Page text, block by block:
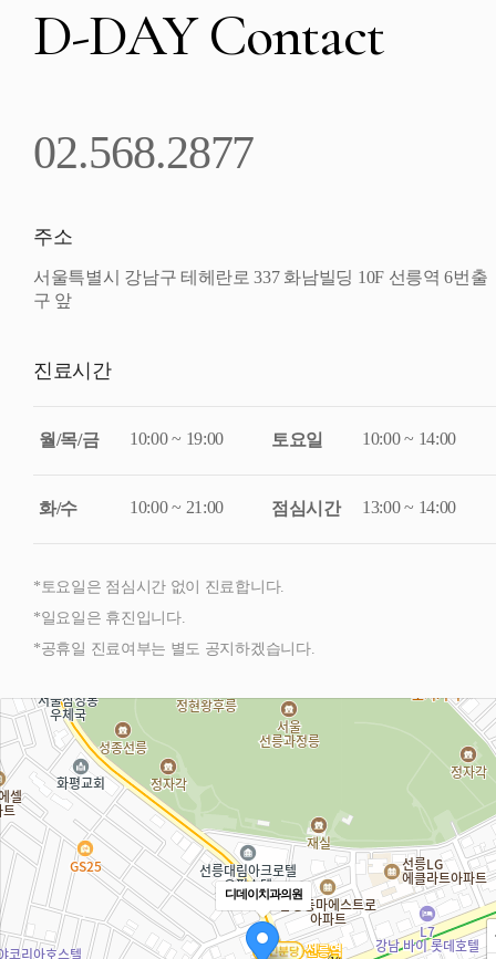
D-DAY Contact
02.568.2877
주소
서울특별시 강남구 테헤란로 337 화남빌딩 10F 선릉역 6번출
구 앞
진료시간
월/목/금 10:00 ~ 19:00 토요일 10:00 ~ 14:00
화/수 10:00 ~ 21:00 점심시간 13:00 ~ 14:00
*토요일은 점심시간 없이 진료합니다.
*일요일은 휴진입니다.
*공휴일 진료여부는 별도 공지하겠습니다.
디데이치과의원